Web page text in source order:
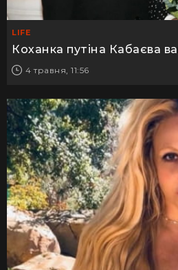
LIFE
Коханка путіна Кабаєва
4 травня, 11:56